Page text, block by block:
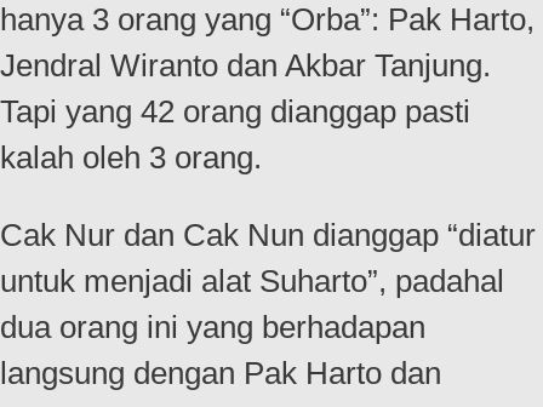
hanya 3 orang yang “Orba”: Pak Harto,
Jendral Wiranto dan Akbar Tanjung.
Tapi yang 42 orang dianggap pasti
kalah oleh 3 orang.
Cak Nur dan Cak Nun dianggap “diatur
untuk menjadi alat Suharto”, padahal
dua orang ini yang berhadapan
langsung dengan Pak Harto dan